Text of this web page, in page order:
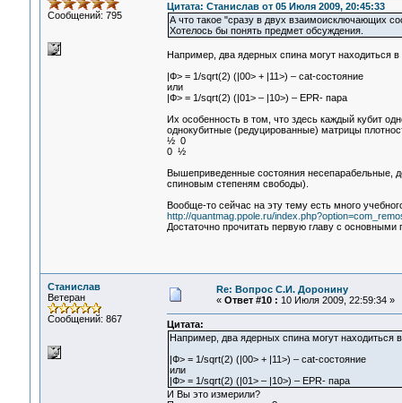
Сообщений: 795
Цитата: Станислав от 05 Июля 2009, 20:45:33
А что такое "сразу в двух взаимоисключающих
Хотелось бы понять предмет обсуждения.
Например, два ядерных спина могут находиться в
|Ф> = 1/sqrt(2) (|00> + |11>) – cat-состояние
или
|Ф> = 1/sqrt(2) (|01> – |10>) – EPR- пара
Их особенность в том, что здесь каждый кубит
однокубитные (редуцированные) матрицы
½ 0
0 ½
Вышеприведенные состояния несепарабельные,
спиновым степеням свободы).
Вообще-то сейчас на эту тему есть много
http://quantmag.ppole.ru/
Достаточно прочитать первую главу с
Станислав
Ветеран
Сообщений: 867
Re: Вопрос С.И. Доронину
« Ответ #10 : 10 Июля 2009, 22:59:34 »
Цитата:
Например, два ядерных спина могут находиться
|Ф> = 1/sqrt(2) (|00> + |11>) – cat-состояние
или
|Ф> = 1/sqrt(2) (|01> – |10>) – EPR- пара
И Вы это измерили?